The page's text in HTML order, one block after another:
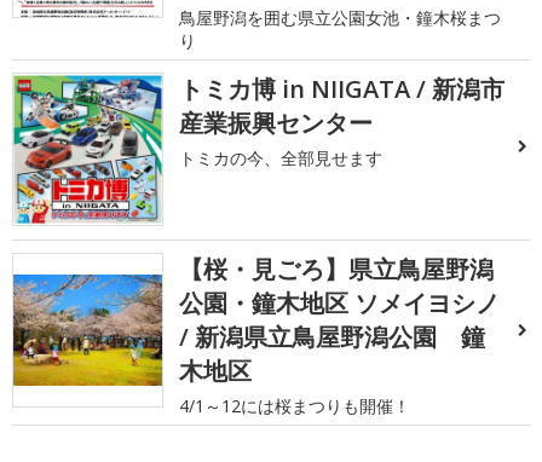
鳥屋野潟を囲む県立公園女池・鐘木桜まつ
り
トミカ博 in NIIGATA / 新潟市
産業振興センター
トミカの今、全部見せます
【桜・見ごろ】県立鳥屋野潟
公園・鐘木地区 ソメイヨシノ
/ 新潟県立鳥屋野潟公園 鐘
木地区
4/1～12には桜まつりも開催！